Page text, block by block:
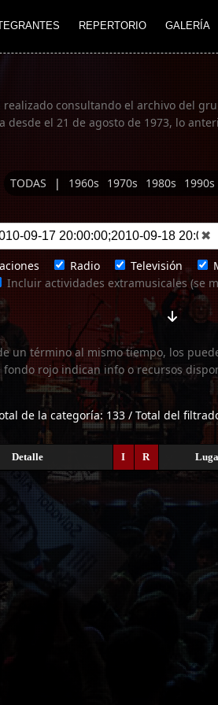
REPERTORIO GALERÍA
realizado consultando el archivo del
desde el 21 de agosto de 1973, lo
TODAS | 1960s 1970s 1980s 1990s
✖
Radio Televisión
Incluir actividades extramusicales (se
un término al mismo tiempo, los
fondo rojo indican info o recursos
de la categoría: 133 / Total del
Detalle I R